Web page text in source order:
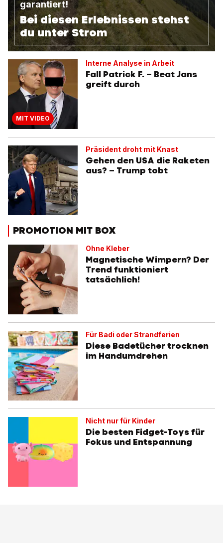
garantiert!
Bei diesen Erlebnissen stehst
du unter Strom
MIT VIDEO
Interne Analyse in Arbeit
Fall Patrick F. – Beat Jans
greift durch
Präsident droht mit Knast
Gehen den USA die Raketen
aus? – Trump tobt
PROMOTION MIT BOX
Ohne Kleber
Magnetische Wimpern? Der
Trend funktioniert
tatsächlich!
Für Badi oder Strandferien
Diese Badetücher trocknen
im Handumdrehen
Nicht nur für Kinder
Die besten Fidget-Toys für
Fokus und Entspannung